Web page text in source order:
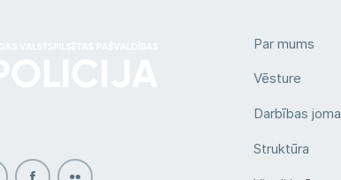
Par mums
Vēsture
Darbības joma
Struktūra